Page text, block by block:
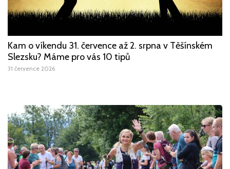
Kam o víkendu 31. července až 2. srpna v Těšínském
Slezsku? Máme pro vás 10 tipů
31 července 2026